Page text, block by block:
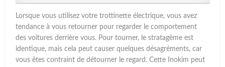
Lorsque vous utilisez votre trottinette électrique, vous avez
tendance à vous retourner pour regarder le comportement
des voitures derrière vous. Pour tourner, le stratagème est
identique, mais cela peut causer quelques désagréments, car
vous êtes contraint de détourner le regard. Cette Inokim peut